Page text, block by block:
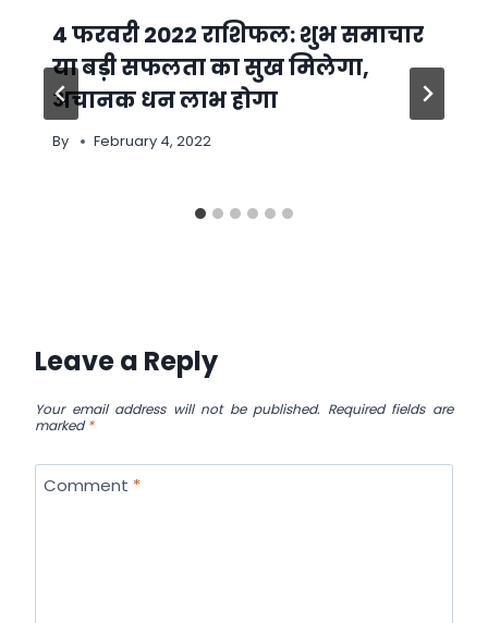
4 फरवरी 2022 राशिफल: शुभ समाचार
या बड़ी सफलता का सुख मिलेगा,
अचानक धन लाभ होगा
By February 4, 2022
Leave a Reply
Your email address will not be published. Required fields are
marked*
Comment *